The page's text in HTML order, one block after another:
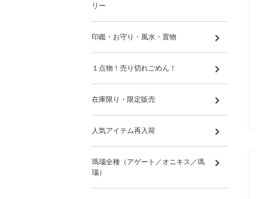
リー
印鑑・お守り・風水・置物
１点物！売り切れごめん！
在庫限り・限定販売
人気アイテム再入荷
瑪瑙全種（アゲート／オニキス／瑪
瑙）